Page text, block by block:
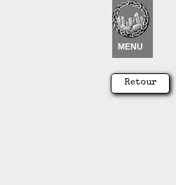
MENU
Nouvel élément
Retour